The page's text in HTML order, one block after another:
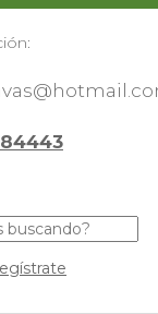
Común: